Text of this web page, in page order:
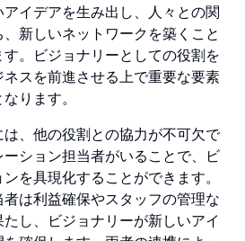
イデアを生み出し、人々との関
新しいネットワークを築くこと
。ビジョナリーとしての役割を
スを前進させる上で重要な要素
ります。
、他の役割との協力が不可欠で
ション担当者がいることで、ビ
を具現化することができます。
は利益確保やスタッフの管理な
し、ビジョナリーが新しいアイ